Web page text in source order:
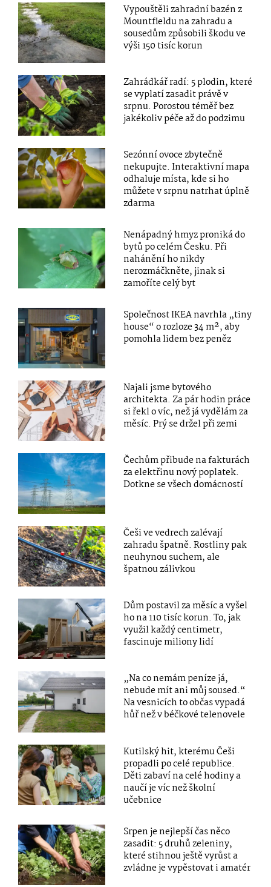
Vypouštěli zahradní bazén z
Mountfieldu na zahradu a
sousedům způsobili škodu ve
výši 150 tisíc korun
Zahrádkář radí: 5 plodin, které
se vyplatí zasadit právě v
srpnu. Porostou téměř bez
jakékoliv péče až do podzimu
Sezónní ovoce zbytečně
nekupujte. Interaktivní mapa
odhaluje místa, kde si ho
můžete v srpnu natrhat úplně
zdarma
Nenápadný hmyz proniká do
bytů po celém Česku. Při
nahánění ho nikdy
nerozmáčkněte, jinak si
zamoříte celý byt
Společnost IKEA navrhla „tiny
house“ o rozloze 34 m², aby
pomohla lidem bez peněz
Najali jsme bytového
architekta. Za pár hodin práce
si řekl o víc, než já vydělám za
měsíc. Prý se držel při zemi
Čechům přibude na fakturách
za elektřinu nový poplatek.
Dotkne se všech domácností
Češi ve vedrech zalévají
zahradu špatně. Rostliny pak
neuhynou suchem, ale
špatnou zálivkou
Dům postavil za měsíc a vyšel
ho na 110 tisíc korun. To, jak
využil každý centimetr,
fascinuje miliony lidí
„Na co nemám peníze já,
nebude mít ani můj soused.“
Na vesnicích to občas vypadá
hůř než v béčkové telenovele
Kutilský hit, kterému Češi
propadli po celé republice.
Děti zabaví na celé hodiny a
naučí je víc než školní
učebnice
Srpen je nejlepší čas něco
zasadit: 5 druhů zeleniny,
které stihnou ještě vyrůst a
zvládne je vypěstovat i amatér